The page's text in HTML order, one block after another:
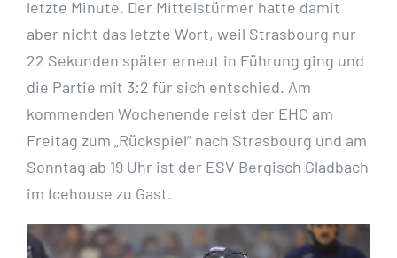
letzte Minute. Der Mittelstürmer hatte damit
aber nicht das letzte Wort, weil Strasbourg nur
22 Sekunden später erneut in Führung ging und
die Partie mit 3:2 für sich entschied. Am
kommenden Wochenende reist der EHC am
Freitag zum „Rückspiel“ nach Strasbourg und am
Sonntag ab 19 Uhr ist der ESV Bergisch Gladbach
im Icehouse zu Gast.